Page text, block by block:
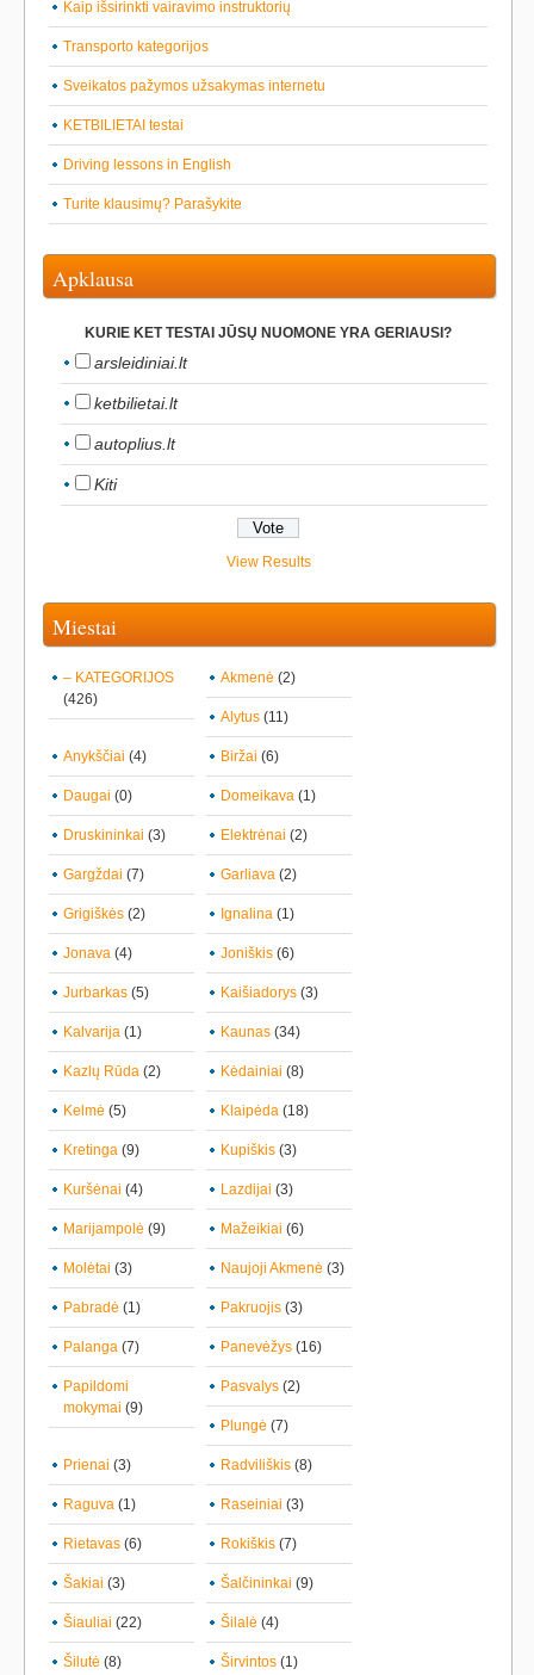
Kaip išsirinkti vairavimo instruktorių
Transporto kategorijos
Sveikatos pažymos užsakymas internetu
KETBILIETAI testai
Driving lessons in English
Turite klausimų? Parašykite
Apklausa
KURIE KET TESTAI JŪSŲ NUOMONE YRA GERIAUSI?
arsleidiniai.lt
ketbilietai.lt
autoplius.lt
Kiti
View Results
Miestai
– KATEGORIJOS
(426)
Akmenė (2)
Alytus (11)
Anykščiai (4) Biržai (6)
Daugai (0) Domeikava (1)
Druskininkai (3) Elektrėnai (2)
Gargždai (7) Garliava (2)
Grigiškės (2) Ignalina (1)
Jonava (4) Joniškis (6)
Jurbarkas (5) Kaišiadorys (3)
Kalvarija (1) Kaunas (34)
Kazlų Rūda (2) Kėdainiai (8)
Kelmė (5) Klaipėda (18)
Kretinga (9) Kupiškis (3)
Kuršėnai (4) Lazdijai (3)
Marijampolė (9) Mažeikiai (6)
Molėtai (3) Naujoji Akmenė (3)
Pabradė (1) Pakruojis (3)
Palanga (7) Panevėžys (16)
Papildomi
mokymai (9)
Pasvalys (2)
Plungė (7)
Prienai (3) Radviliškis (8)
Raguva (1) Raseiniai (3)
Rietavas (6) Rokiškis (7)
Šakiai (3) Šalčininkai (9)
Šiauliai (22) Šilalė (4)
Šilutė (8) Širvintos (1)